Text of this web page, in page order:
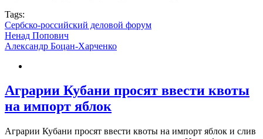
Tags:
Сербско-российский деловой форум
Ненад Попович
Александр Боцан-Харченко
Аграрии Кубани просят ввести квоты
на импорт яблок
Аграрии Кубани просят ввести квоты на импорт яблок и слив